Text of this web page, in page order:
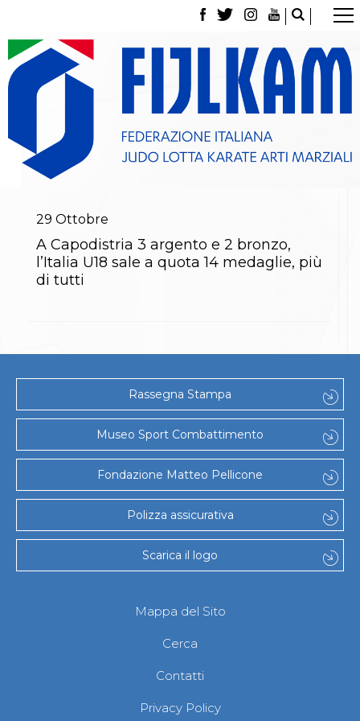
La Federazione
Tesseramento
Contatti
Norme e modulistica Affiliazioni e Tesseramenti
Classifica Società Sportive con più di 100 atleti
tesserati
Media
Partners
Albi Federali
Arbitri
Lotta
La disciplina
News
Gare e Risultati
Attività Didattica
Albi Federali
Karate
La disciplina
News
Gare e Risultati
Attività Didattica
Arti marziali
Aikido
Ju Jitsu
Sumo
Capoeira
Grappling
BJJ
Pancrazio/Pankration
29 Ottobre
A Capodistria 3 argento e 2 bronzo,
l’Italia U18 sale a quota 14 medaglie, più
di tutti
Rassegna Stampa
Museo Sport Combattimento
Fondazione Matteo Pellicone
Polizza assicurativa
Scarica il logo
Mappa del Sito
Cerca
Contatti
Privacy Policy